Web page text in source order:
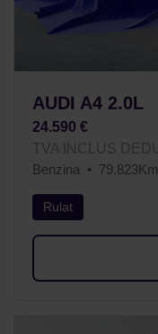
AUDI A4 2.0L
24.590 €
TVA INCLUS
Benzina
79.823Km
Rulat